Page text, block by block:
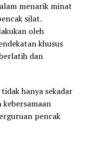
menarik minat
silat.
oleh
khusus
dan
hanya sekadar
pencak